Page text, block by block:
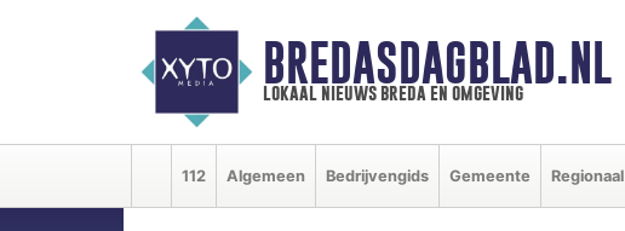
BREDASDAGBLAD.NL
lokaal nieuws breda en omgeving
112 Algemeen Bedrijvengids Gemeente Regionaal